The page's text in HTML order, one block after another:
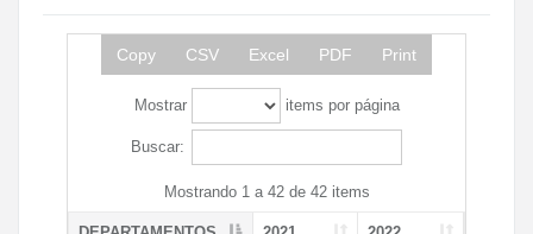
Copy CSV Excel PDF Print
Mostrar items por página
Buscar:
Mostrando 1 a 42 de 42 items